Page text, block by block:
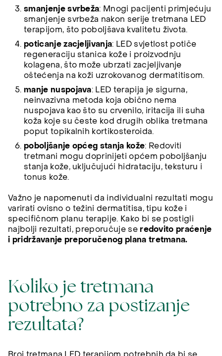
smanjenje svrbeža: Mnogi pacijenti primjećuju
smanjenje svrbeža nakon serije tretmana LED
terapijom, što poboljšava kvalitetu života.
poticanje zacjeljivanja: LED svjetlost potiče
regeneraciju stanica kože i proizvodnju
kolagena, što može ubrzati zacjeljivanje
oštećenja na koži uzrokovanog dermatitisom.
manje nuspojava: LED terapija je sigurna,
neinvazivna metoda koja obično nema
nuspojava kao što su crvenilo, iritacija ili suha
koža koje su česte kod drugih oblika tretmana
poput topikalnih kortikosteroida.
poboljšanje općeg stanja kože: Redoviti
tretmani mogu doprinijeti općem poboljšanju
stanja kože, uključujući hidrataciju, teksturu i
tonus kože.
Važno je napomenuti da individualni rezultati mogu
varirati ovisno o težini dermatitisa, tipu kože i
specifičnom planu terapije. Kako bi se postigli
najbolji rezultati, preporučuje seredovito praćenje
i pridržavanje preporučenog plana tretmana.
Koliko je tretmana
potrebno za postizanje
rezultata?